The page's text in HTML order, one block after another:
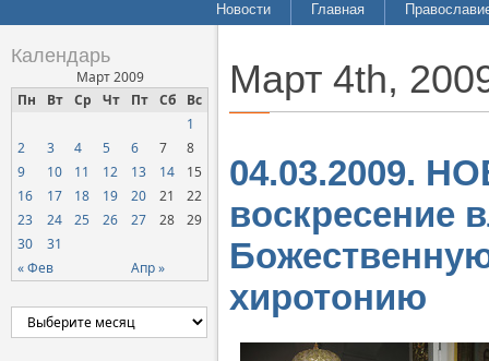
Новости Главная
Календарь
Март 2009
Пн
Вт Ср Чт Пт Сб Вс
« Фев Апр »
1
2
3 4 5 6 7
8
9
10 11 12 13 14
15
16
17 18 19 20 21
22
23
24 25 26 27 28
29
30
31
Март 4th,
04.03.2009.
воскресение
хиротонию